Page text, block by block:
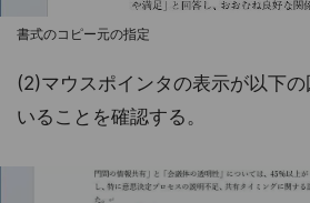
書式のコピー元の指定
(2)マウスポインタの表示が以下
いることを確認する。